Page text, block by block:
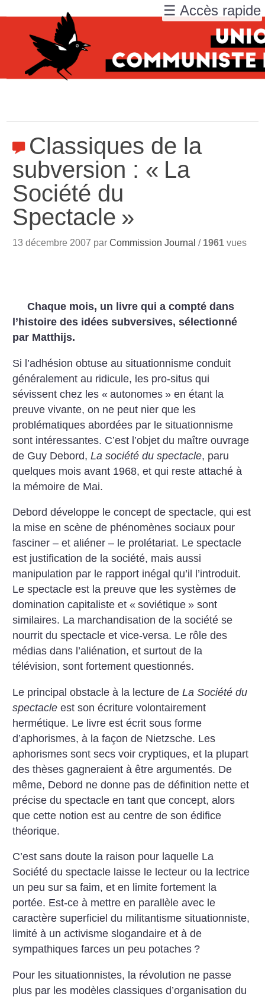
Classiques de la
subversion : « La
Société du
Spectacle »
13 décembre 2007 parCommission Journal / 1961 vues
Chaque mois, un livre qui a compté dans
l’histoire des idées subversives, sélectionné
par Matthijs.
Si l’adhésion obtuse au situationnisme conduit
généralement au ridicule, les pro-situs qui
sévissent chez les « autonomes » en étant la
preuve vivante, on ne peut nier que les
problématiques abordées par le situationnisme
sont intéressantes. C’est l’objet du maître ouvrage
de Guy Debord,La société du spectacle, paru
quelques mois avant 1968, et qui reste attaché à
la mémoire de Mai.
Debord développe le concept de spectacle, qui est
la mise en scène de phénomènes sociaux pour
fasciner – et aliéner – le prolétariat. Le spectacle
est justification de la société, mais aussi
manipulation par le rapport inégal qu’il l’introduit.
Le spectacle est la preuve que les systèmes de
domination capitaliste et « soviétique » sont
similaires. La marchandisation de la société se
nourrit du spectacle et vice-versa. Le rôle des
médias dans l’aliénation, et surtout de la
télévision, sont fortement questionnés.
Le principal obstacle à la lecture deLa Société du
spectacle est son écriture volontairement
hermétique. Le livre est écrit sous forme
d’aphorismes, à la façon de Nietzsche. Les
aphorismes sont secs voir cryptiques, et la plupart
des thèses gagneraient à être argumentés. De
même, Debord ne donne pas de définition nette et
précise du spectacle en tant que concept, alors
que cette notion est au centre de son édifice
théorique.
C’est sans doute la raison pour laquelle La
Société du spectacle laisse le lecteur ou la lectrice
un peu sur sa faim, et en limite fortement la
portée. Est-ce à mettre en parallèle avec le
caractère superficiel du militantisme situationniste,
limité à un activisme slogandaire et à de
sympathiques farces un peu potaches ?
Pour les situationnistes, la révolution ne passe
plus par les modèles classiques d’organisation du
☰ Accès rapide